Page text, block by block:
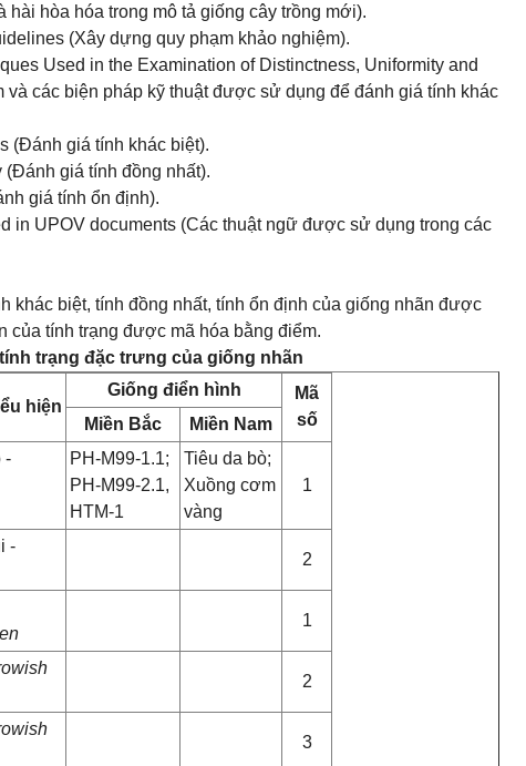
hài hòa hóa trong mô tả giống cây trồng mới).
(Xây dựng quy phạm khảo nghiệm).
Used in the Examination of Distinctness, Uniformity and
các biện pháp kỹ thuật được sử dụng để đánh giá tính khác
(Đánh giá tính khác biệt).
(Đánh giá tính đồng nhất).
giá tính ổn định).
in UPOV documents (Các thuật ngữ được sử dụng trong các
khác biệt, tính đồng nhất, tính ổn định của giống nhãn được
của tính trạng được mã hóa bằng điểm.
tính trạng đặc trưng của giống nhãn
hiện
Giống điển hình
Mã
số
Miền Bắc
Miền Nam
-
PH-M99-1.1;
PH-M99-2.1,
HTM-1
Tiêu da bò;
Xuồng cơm
vàng
1
-
2
1
2
3